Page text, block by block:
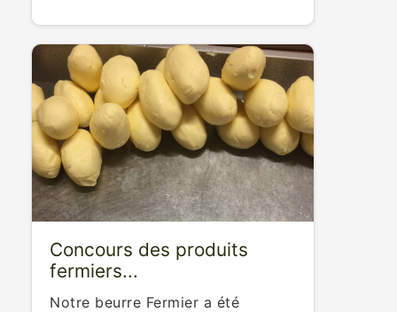
Concours des produits
fermiers...
Notre beurre Fermier a été